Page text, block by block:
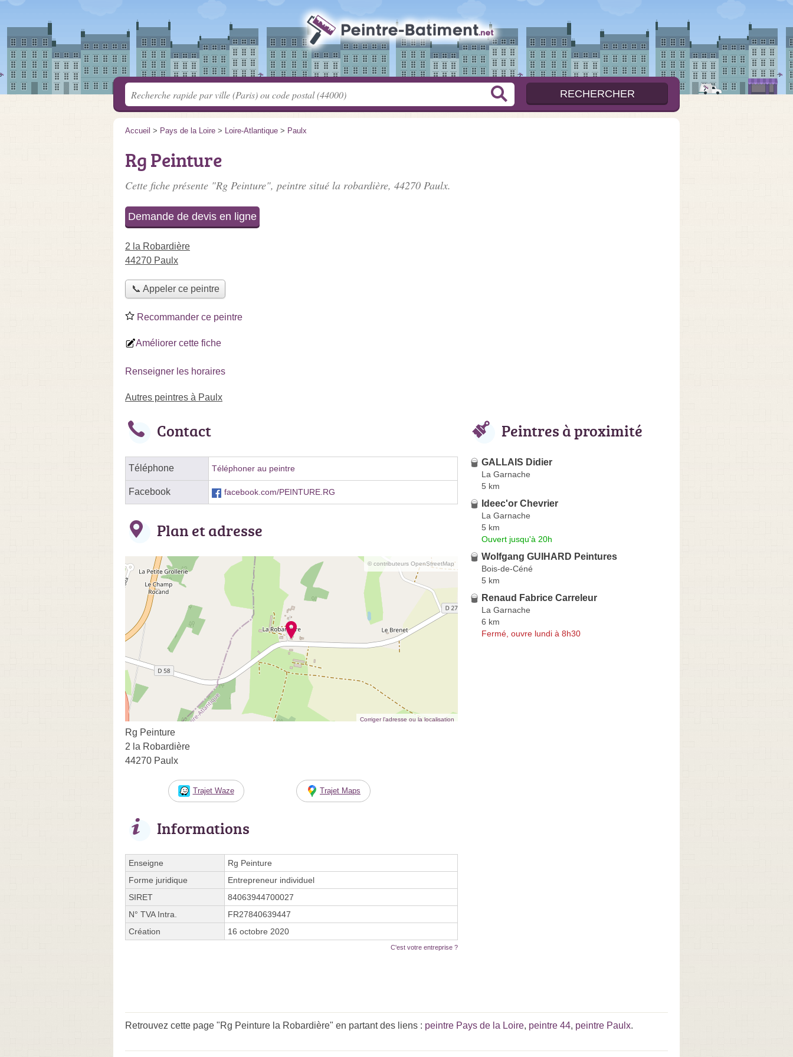
Accueil > Pays de la Loire > Loire-Atlantique > Paulx
Rg Peinture
Cette fiche présente "Rg Peinture", peintre situé la robardière, 44270 Paulx.
Demande de devis en ligne
2 la Robardière
44270 Paulx
📞 Appeler ce peintre
Recommander ce peintre
Améliorer cette fiche
Renseigner les horaires
Autres peintres à Paulx
Contact
Téléphone Téléphoner au peintre
Facebook facebook.com/PEINTURE.RG
Plan et adresse
© contributeurs OpenStreetMap
Corriger l’adresse ou la localisation
Rg Peinture
2 la Robardière
44270 Paulx
Trajet Waze Trajet Maps
Informations
Enseigne
Rg Peinture
Forme juridique
Entrepreneur individuel
SIRET
84063944700027
N° TVA Intra.
FR27840639447
Création
16 octobre 2020
C'est votre entreprise ?
Peintres à proximité
GALLAIS Didier
La Garnache
5 km
Ideec'or Chevrier
La Garnache
5 km
Ouvert jusqu'à 20h
Wolfgang GUIHARD Peintures
Bois-de-Céné
5 km
Renaud Fabrice Carreleur
La Garnache
6 km
Fermé, ouvre lundi à 8h30
Retrouvez cette page "Rg Peinture la Robardière" en partant des liens : peintre Pays de la Loire, peintre 44, peintre Paulx.